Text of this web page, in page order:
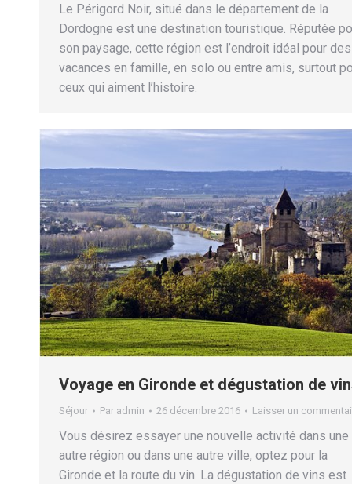
Le Périgord Noir, situé dans le département de la
Dordogne est une destination touristique. Réputée
son paysage, cette région est l’endroit idéal pour des
vacances en famille, en solo ou entre amis, surtout
ceux qui aiment l’histoire.
Voyage en Gironde et dégustation de
Séjour Par admin 26 décembre 2016 Laisser un
Vous désirez essayer une nouvelle activité dans une
autre région ou dans une autre ville, optez pour la
Gironde et la route du vin. La dégustation de vins est